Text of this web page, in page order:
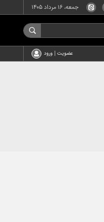
جمعه، ۱۶ مرداد ۱۴۰۵
عضویت | ورود